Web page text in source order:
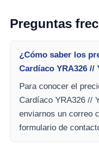
Preguntas
¿Cómo saber los
Cardíaco YRA326 //
Para conocer el
Cardíaco YRA326 //
enviarnos un correo
formulario de